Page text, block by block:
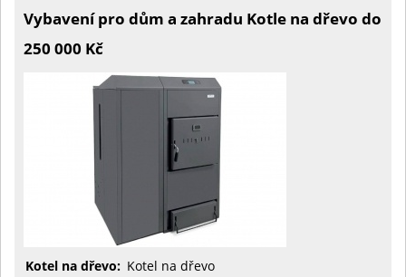
Vybavení pro dům a zahradu Kotle na dřevo do
250 000 Kč
Kotel na dřevo: Kotel na dřevo